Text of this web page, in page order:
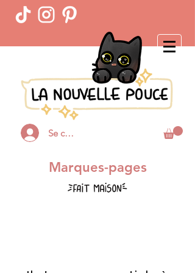
Se connecter
Marques-pages